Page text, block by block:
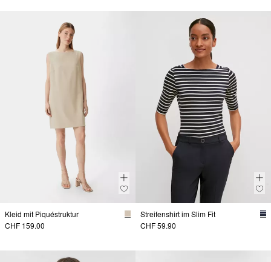
Kleid mit Piquéstruktur
CHF 159.00
Streifenshirt im Slim Fit
CHF 59.90